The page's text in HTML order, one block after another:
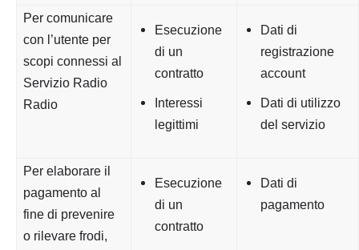
Per comunicare
con l’utente per
scopi connessi al
Servizio Radio
Radio
Esecuzione
di un
contratto
Interessi
legittimi
Dati di
registrazione
account
Dati di utilizzo
del servizio
Per elaborare il
pagamento al
fine di prevenire
o rilevare frodi,
Esecuzione
di un
contratto
Dati di
pagamento